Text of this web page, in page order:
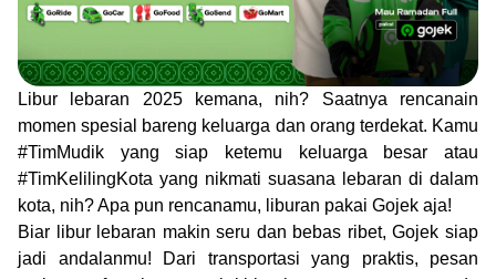
Libur lebaran 2025 kemana, nih? Saatnya rencanain
momen spesial bareng keluarga dan orang terdekat. Kamu
#TimMudik yang siap ketemu keluarga besar atau
#TimKelilingKota yang nikmati suasana lebaran di dalam
kota, nih? Apa pun rencanamu, liburan pakai Gojek aja!
Biar libur lebaran makin seru dan bebas ribet, Gojek siap
jadi andalanmu! Dari transportasi yang praktis, pesan